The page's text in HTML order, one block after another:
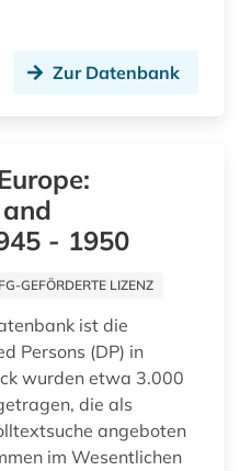
fundstellenverzeichnis (1)
Zur Datenbank
- 1950
GEFÖRDERTE LIZENZ
ist die
Persons (DP) in
wurden etwa 3.000
die als
angeboten
im Wesentlichen